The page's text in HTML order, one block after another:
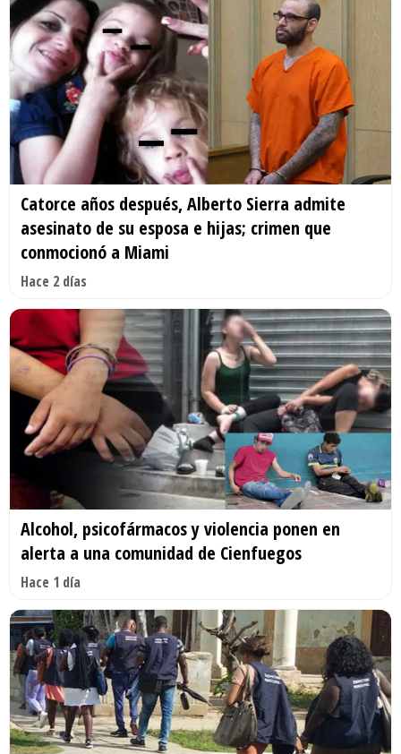
Catorce años después, Alberto Sierra admite
asesinato de su esposa e hijas; crimen que
conmocionó a Miami
Hace 2 días
Alcohol, psicofármacos y violencia ponen en
alerta a una comunidad de Cienfuegos
Hace 1 día